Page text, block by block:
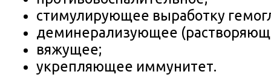
стимулирующее выработку
деминерализующее
вяжущее;
укрепляющее иммунитет.